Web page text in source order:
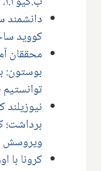
دانشمند
کووید
محققان
بوستون:
توانستیم ۸۰% موش‌ها را بکشیم
برداشت؛
ویروسش
کرونا با